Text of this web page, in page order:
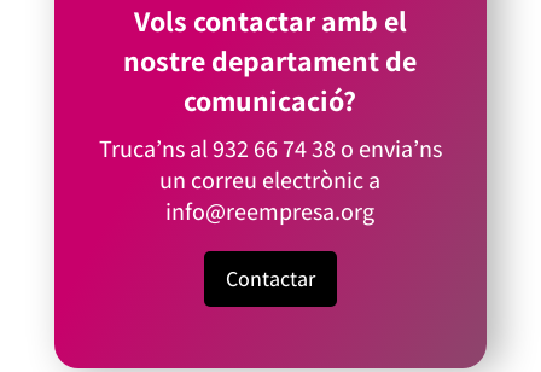
Vols contactar amb el
nostre departament de
comunicació?
Truca’ns al932 66 74 38o envia’ns
un correu electrònic a
info@reempresa.org
Contactar